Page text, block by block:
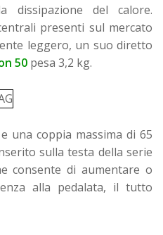
dissipazione del calore.
presenti sul mercato
leggero, un suo diretto
50 pesa 3,2 kg.
una coppia massima di 65
sulla testa della serie
consente di aumentare o
alla pedalata, il tutto